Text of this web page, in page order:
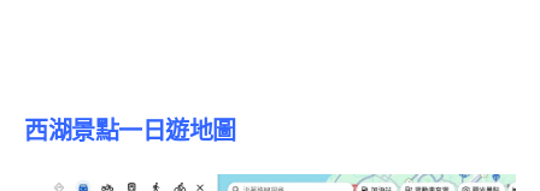
西湖景點一日遊地圖